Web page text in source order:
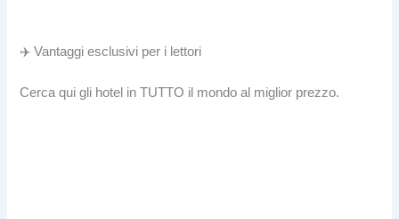
✈️ Vantaggi esclusivi per i lettori
Cerca qui gli hotel in TUTTO il mondo al miglior prezzo.